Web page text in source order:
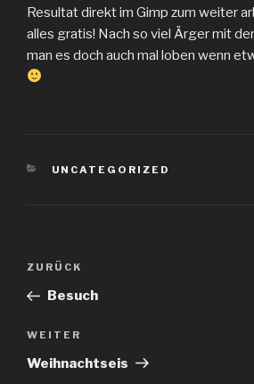
Resultat direkt im Gimp zum weiter
alles gratis! Nach so viel Ärger mit
man es doch auch mal loben wenn
KATEGORIEN
UNCATEGORIZED
Beitragsnavigation
Vorheriger
Beitrag
ZURÜCK
Besuch
Nächster
Beitrag
WEITER
Weihnachtseis